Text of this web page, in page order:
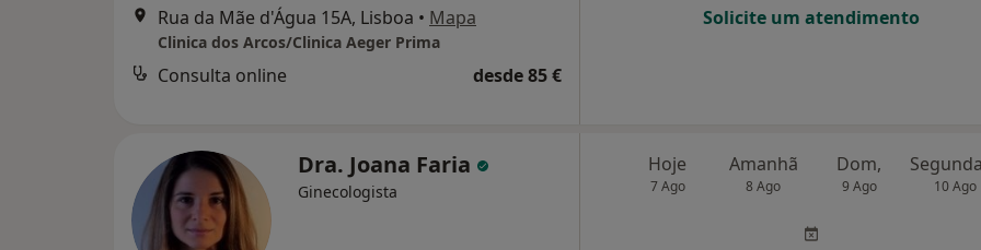
Rua da Mãe d'Água 15A, Lisboa • Mapa
Clinica dos Arcos/Clinica Aeger Prima
Consulta online desde 85 €
Solicite um atendimento
Dra. Joana Faria
Ginecologista
Hoje
7 Ago
Amanhã
8 Ago
Dom,
9 Ago 10 Ago